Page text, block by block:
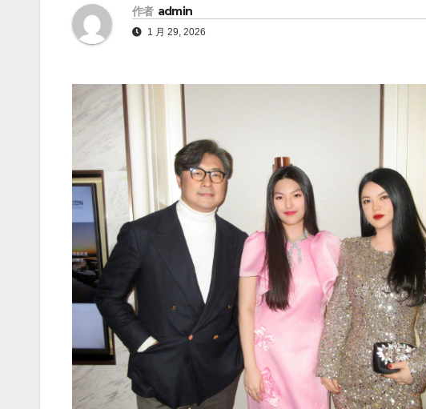
作者 admin
1 月 29, 2026